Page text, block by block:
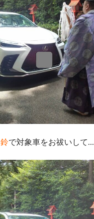
鈴で対象車をお祓いして…